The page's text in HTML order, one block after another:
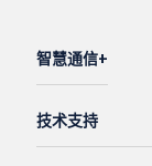
智慧通信
技术支持